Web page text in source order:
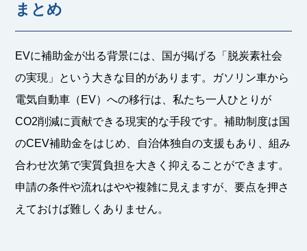
まとめ
EVに補助金が出る背景には、国が掲げる「脱炭素社会
の実現」という大きな目的があります。ガソリン車から
電気自動車（EV）への移行は、私たち一人ひとりが
CO2削減に貢献できる現実的な手段です。補助制度は国
のCEV補助金をはじめ、自治体独自の支援もあり、組み
合わせ次第で実質負担を大きく抑えることができます。
申請の条件や流れはやや複雑に見えますが、要点を押さ
えておけば難しくありません。